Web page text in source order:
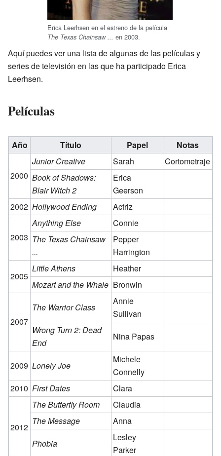
Erica Leerhsen en el estreno de la película
The Texas Chainsaw ... en 2003.
Aquí puedes ver una lista de algunas de las películas y
series de televisión en las que ha participado Erica
Leerhsen.
Películas
Año Título Papel Notas
2000
Junior Creative Sarah
Cortometraje
Book of Shadows:
Blair Witch 2
Erica
Geerson
2002 Hollywood Ending Actriz
2003
Anything Else
Connie
The Texas Chainsaw
...
Pepper
Harrington
2005
Little Athens
Heather
Mozart and the Whale Bronwin
2007
The Warrior Class
Annie
Sullivan
Wrong Turn 2: Dead
End
Nina Papas
2009 Lonely Joe
Michele
Connelly
2010 First Dates Clara
2012
The Butterfly Room
Claudia
The Message
Anna
Phobia
Lesley
Parker